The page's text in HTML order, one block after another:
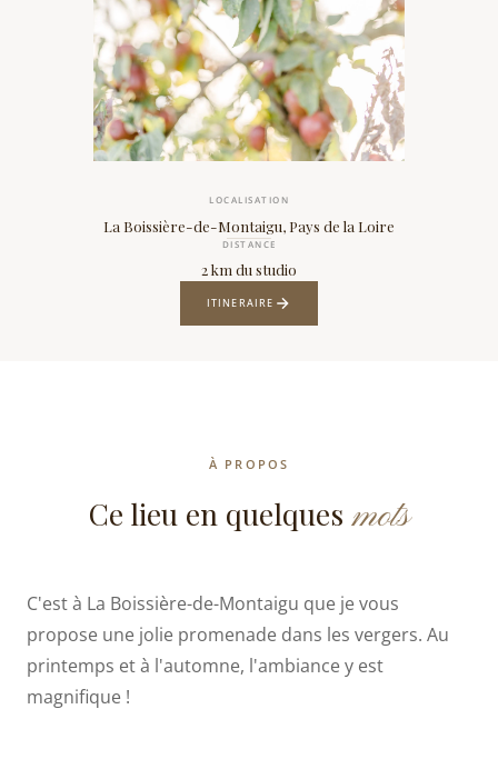
LOCALISATION
La Boissière-de-Montaigu, Pays de la Loire
DISTANCE
2 km du studio
ITINERAIRE
À PROPOS
Ce lieu en quelques mots
C'est à La Boissière-de-Montaigu que je vous
propose une jolie promenade dans les vergers. Au
printemps et à l'automne, l'ambiance y est
magnifique !